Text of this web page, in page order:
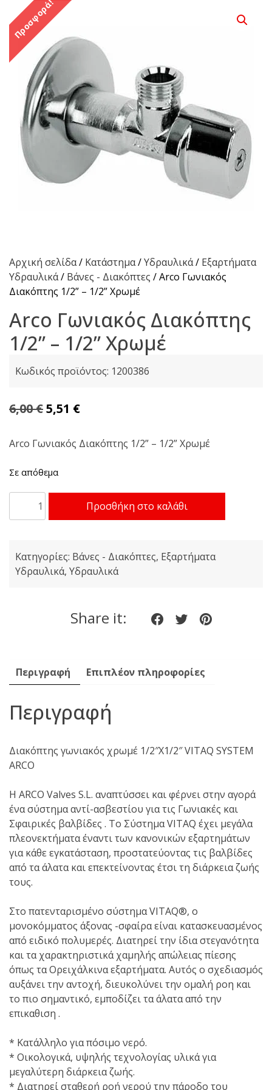
Προσφορά!
Αρχική σελίδα/ Κατάστημα/Υδραυλικά/ Εξαρτήματα
Υδραυλικά/ Βάνες - Διακόπτες / Arco Γωνιακός
Διακόπτης 1/2” – 1/2” Χρωμέ
Arco Γωνιακός Διακόπτης
1/2” – 1/2” Χρωμέ
Κωδικός προϊόντος: 1200386
6,00€Original
was:
5,51 €Η
τιμή
Arco Γωνιακός Διακόπτης 1/2” – 1/2” Χρωμέ
Σε απόθεμα
Γωνιακός
1/2''
Προσθήκη στο καλάθι
Κατηγορίες: Βάνες - Διακόπτες, Εξαρτήματα
Υδραυλικά, Υδραυλικά
Share it:
ShareShare
Περιγραφή Επιπλέον πληροφορίες
Περιγραφή
Διακόπτης γωνιακός χρωμέ 1/2″Χ1/2″ VITAQ SYSTEM
ARCO
Η ARCO Valves S.L. αναπτύσσει και φέρνει στην αγορά
ένα σύστημα αντί-ασβεστίου για τις Γωνιακές και
Σφαιρικές βαλβίδες . Το Σύστημα VITAQ έχει μεγάλα
πλεονεκτήματα έναντι των κανονικών εξαρτημάτων
για κάθε εγκατάσταση, προστατεύοντας τις βαλβίδες
από τα άλατα και επεκτείνοντας έτσι τη διάρκεια ζωής
τους.
Στο πατενταρισμένο σύστημα VITAQ®, ο
μονοκόμματος άξονας -σφαίρα είναι κατασκευασμένος
από ειδικό πολυμερές. Διατηρεί την ίδια στεγανότητα
και τα χαρακτηριστικά χαμηλής απώλειας πίεσης
όπως τα Ορειχάλκινα εξαρτήματα. Αυτός ο σχεδιασμός
αυξάνει την αντοχή, διευκολύνει την ομαλή ροη και
το πιο σημαντικό, εμποδίζει τα άλατα από την
επικαθιση .
* Κατάλληλο για πόσιμο νερό.
* Οικολογικά, υψηλής τεχνολογίας υλικά για
μεγαλύτερη διάρκεια ζωής.
* Διατηρεί σταθερή ροή νερού την πάροδο του